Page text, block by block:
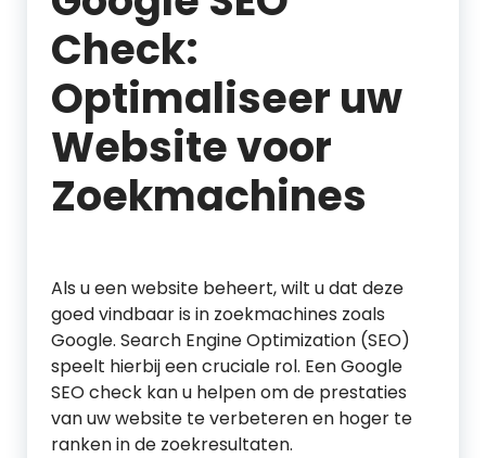
Check:
Optimaliseer uw
Website voor
Zoekmachines
Als u een website beheert, wilt u dat deze
goed vindbaar is in zoekmachines zoals
Google. Search Engine Optimization (SEO)
speelt hierbij een cruciale rol. Een Google
SEO check kan u helpen om de prestaties
van uw website te verbeteren en hoger te
ranken in de zoekresultaten.